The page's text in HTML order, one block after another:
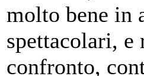
molto bene in
spettacolari,
confronto,